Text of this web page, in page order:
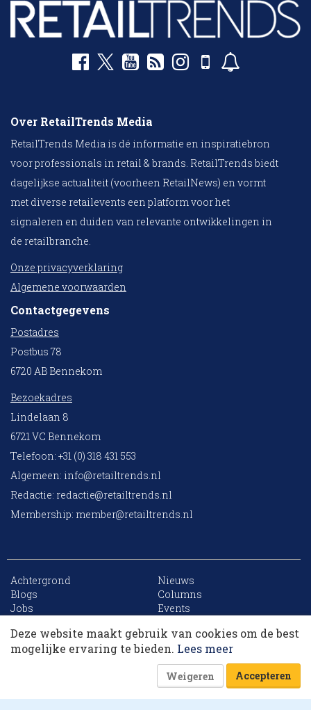
Over RetailTrends Media
RetailTrends Media is dé informatie en inspiratiebron
voor professionals in retail & brands. RetailTrends biedt
dagelijkse actualiteit (voorheen RetailNews) en vormt
met diverse retailevents een platform voor het
signaleren en duiden van relevante ontwikkelingen in
de retailbranche.
Onze privacyverklaring
Algemene voorwaarden
Contactgegevens
Postadres
Postbus 78
6720 AB Bennekom
Bezoekadres
Lindelaan 8
6721 VC Bennekom
Telefoon: +31 (0) 318 431 553
Algemeen: info@retailtrends.nl
Redactie: redactie@retailtrends.nl
Membership: member@retailtrends.nl
Achtergrond
Nieuws
Blogs
Columns
Jobs
Events
Archief
Sitemap
Website is powered by
Deze website maakt gebruik van cookies om de best
mogelijke ervaring te bieden. Lees meer
Weigeren Accepteren
10 collega’s
Korting op events